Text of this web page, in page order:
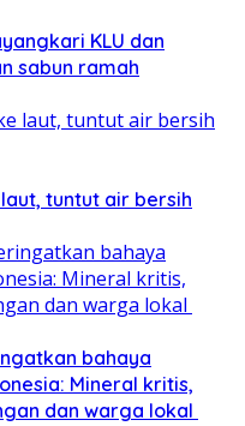
KLU dan
sabun ramah
tuntut air bersih
bahaya
Mineral kritis,
dan warga lokal